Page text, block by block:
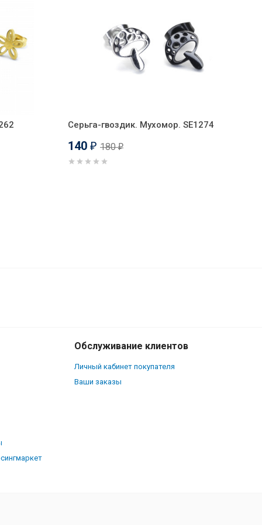
Серьга-гвоздик. Мухомор. SE1274
140 ₽ 180₽
Обслуживание клиентов
Личный кабинет покупателя
Ваши заказы